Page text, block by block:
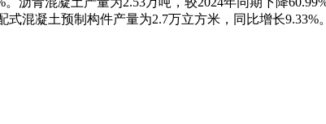
混凝土预制构件产量为2.7万立方米，同比增长9.33%。